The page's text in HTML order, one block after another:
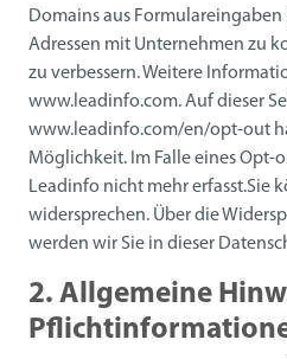
Domains aus Formulareingaben
Adressen mit Unternehmen zu
zu verbessern. Weitere
www.leadinfo.com. Auf dieser
www.leadinfo.com/en/opt-out
Möglichkeit. Im Falle eines Opt-
Leadinfo nicht mehr erfasst.Sie
widersprechen. Über die
werden wir Sie in dieser
2. Allgemeine